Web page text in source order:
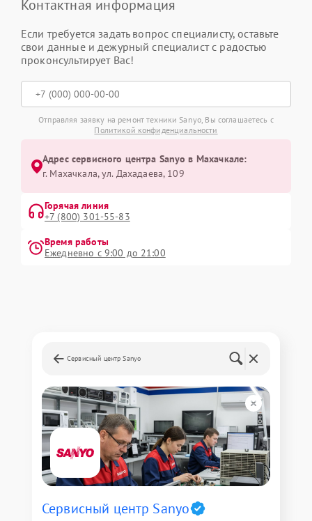
Контактная информация
Если требуется задать вопрос специалисту, оставьте
свои данные и дежурный специалист с радостью
проконсультирует Вас!
Отправляя заявку на ремонт техники Sanyo, Вы соглашаетесь с
Политикой конфиденциальности
Адрес сервисного центра Sanyo в Махачкале:
г. Махачкала, ул. Дахадаева, 109
Горячая линия
+7 (800) 301-55-83
Время работы
Ежедневно с 9:00 до 21:00
Сервисный центр Sanyo
Сервисный центр Sanyo